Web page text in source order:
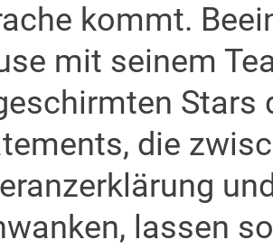
kommt.
mit seinem
Stars
die
lassen